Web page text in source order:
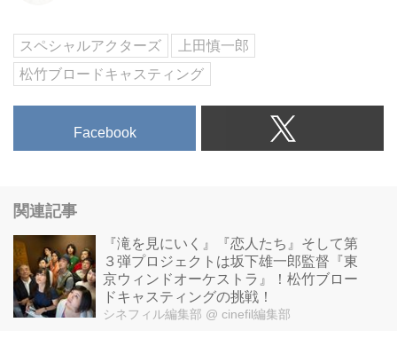
スペシャルアクターズ
上田慎一郎
松竹ブロードキャスティング
Facebook
関連記事
『滝を見にいく』『恋人たち』そして第
３弾プロジェクトは坂下雄一郎監督『東
京ウィンドオーケストラ』！松竹ブロー
ドキャスティングの挑戦！
シネフィル編集部 @ cinefil編集部